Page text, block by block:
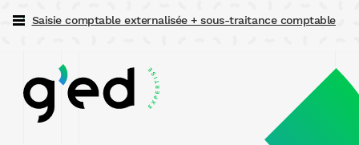
02 51 18 64 45
Saisie comptable externalisée + sous-traitance comptable